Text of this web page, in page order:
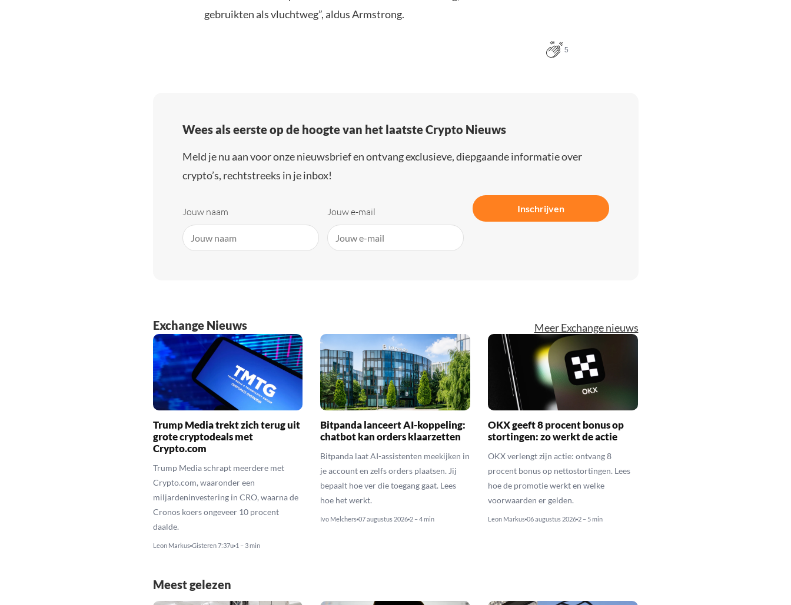
gebruikten als vluchtweg”, aldus Armstrong.
5
Wees als eerste op de hoogte van het laatste Crypto Nieuws
Meld je nu aan voor onze nieuwsbrief en ontvang exclusieve, diepgaande informatie over
crypto’s, rechtstreeks in je inbox!
Jouw naam Jouw e-mail Inschrijven
Exchange Nieuws Meer Exchange nieuws
Trump Media trekt zich terug uit
grote cryptodeals met
Crypto.com
Trump Media schrapt meerdere met
Crypto.com, waaronder een
miljardeninvestering in CRO, waarna de
Cronos koers ongeveer 10 procent
daalde.
Leon Markus Gisteren 7:37u 1 – 3 min
Bitpanda lanceert AI-koppeling:
chatbot kan orders klaarzetten
Bitpanda laat AI-assistenten meekijken in
je account en zelfs orders plaatsen. Jij
bepaalt hoe ver die toegang gaat. Lees
hoe het werkt.
Ivo Melchers 07 augustus 2026 2 – 4 min
OKX geeft 8 procent bonus op
stortingen: zo werkt de actie
OKX verlengt zijn actie: ontvang 8
procent bonus op nettostortingen. Lees
hoe de promotie werkt en welke
voorwaarden er gelden.
Leon Markus 06 augustus 2026 2 – 5 min
Meest gelezen